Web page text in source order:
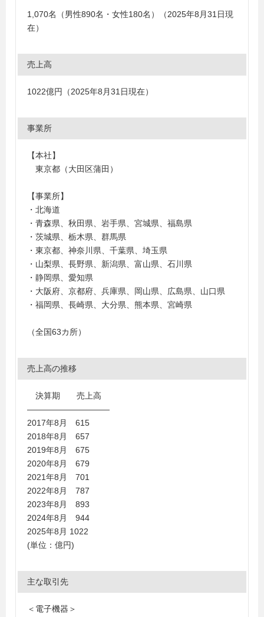
1,070名（男性890名・女性180名）（2025年8月31日現
在）
売上高
1022億円（2025年8月31日現在）
事業所
【本社】
東京都（大田区蒲田）
【事業所】
・北海道
・青森県、秋田県、岩手県、宮城県、福島県
・茨城県、栃木県、群馬県
・東京都、神奈川県、千葉県、埼玉県
・山梨県、長野県、新潟県、富山県、石川県
・静岡県、愛知県
・大阪府、京都府、兵庫県、岡山県、広島県、山口県
・福岡県、長崎県、大分県、熊本県、宮崎県
（全国63カ所）
売上高の推移
決算期 売上高
――――――――――
2017年8月 615
2018年8月 657
2019年8月 675
2020年8月 679
2021年8月 701
2022年8月 787
2023年8月 893
2024年8月 944
2025年8月 1022
(単位：億円)
主な取引先
＜電子機器＞